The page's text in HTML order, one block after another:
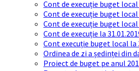
Cont de execuție buget local
Cont de execuție buget local
Cont de execuție buget local
Cont de execuție la
Cont execuție buget local la
Ordinea de zi a ședinței din
Proiect de buget pe anul